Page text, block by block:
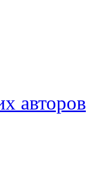
авторов